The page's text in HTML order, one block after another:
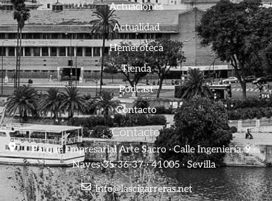
Actuaciones
Actualidad
Hemeroteca
Tienda
Podcast
Contacto
Contacto
Parque Empresarial Arte Sacro · Calle Ingeniería, 9 ·
Naves 35-36-37 · 41005 · Sevilla
info@lascigarreras.net